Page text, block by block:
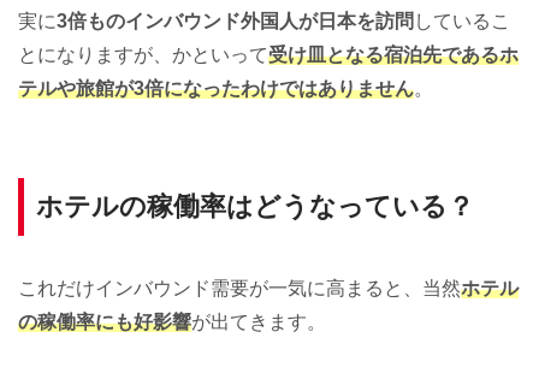
実に3倍ものインバウンド外国人が日本を訪問 しているこ
とになりますが、かといって受け皿となる宿泊先であるホ
テルや旅館が3倍になったわけではありません。
ホテルの稼働率はどうなっている？
これだけインバウンド需要が一気に高まると、当然ホテル
の稼働率にも好影響が出てきます。